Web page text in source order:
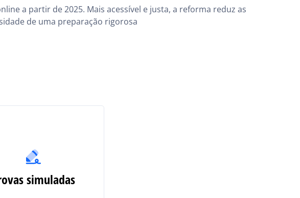
a partir de 2025. Mais acessível e justa, a reforma reduz as
de uma preparação rigorosa
simuladas